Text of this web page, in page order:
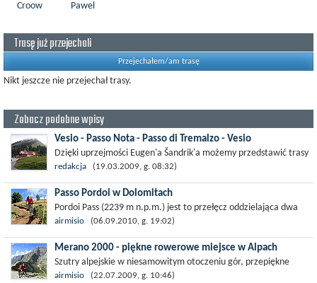
Croow Pawel
Trasę już przejechali
Przejechałem/am trasę
Nikt jeszcze nie przejechał trasy.
Zobacz podobne wpisy
Vesio - Passo Nota - Passo di Tremalzo - Vesio
Dzięki uprzejmości Eugen'a Šandrik'a możemy przedstawić trasy
rowerowe o których z pewnością śnił niejeden miłośnik
kolarstwa górskiego. Alpy...
redakcja (19.03.2009, g. 08:32)
Passo Pordoi w Dolomitach
Pordoi Pass (2239 m n.p.m.) jest to przełęcz oddzielająca dwa
duże masywy: położony na południu masyw Marmolady od
masywu Selli. Wjazd zaczynamy...
airmisio (06.09.2010, g. 19:02)
Merano 2000 - piękne rowerowe miejsce w Alpach
Szutry alpejskie w niesamowitym otoczeniu gór, przepiękne
widoki, spokój i bliskość natury - to wszystko można spotkać w
airmisio (22.07.2009, g. 10:46)